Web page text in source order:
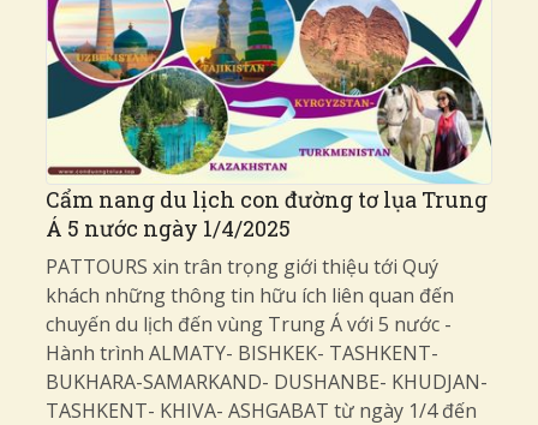
Cẩm nang du lịch con đường tơ lụa Trung
Á 5 nước ngày 1/4/2025
PATTOURS xin trân trọng giới thiệu tới Quý
khách những thông tin hữu ích liên quan đến
chuyến du lịch đến vùng Trung Á với 5 nước -
Hành trình ALMATY- BISHKEK- TASHKENT-
BUKHARA-SAMARKAND- DUSHANBE- KHUDJAN-
TASHKENT- KHIVA- ASHGABAT từ ngày 1/4 đến